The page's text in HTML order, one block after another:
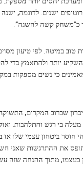
ישנים. לדוגמה,
כ”משחק קשה להשגה”.
טוב במיטה. לפי טיעון
יותר ולהתאמץ כדי
כי נשים מספקות
שברוב המקרים,
בי רגש והתלהבות.
ביטחון עצמי שלו
את ההתרגשות שאני
בעצמו, מתוך ההנחה שזה